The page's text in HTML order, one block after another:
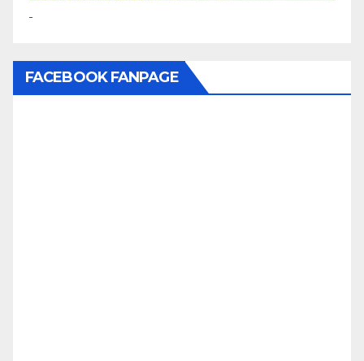
FACEBOOK FANPAGE